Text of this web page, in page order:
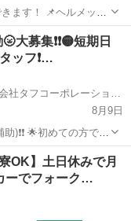
ます！ 📌ヘルメット
！ 📌だれにでもでき
！ 📌短期１日から！
募集❗❗🟡短期日
ッフ❗…
フリービート 池袋店（株式会社タフコーポレーション）
8月9日
)❗❗ 🌟初めての方でも
ぎたい方❗❗ 🌟日払い
内容 建築現場での軽作業 ...
ッフ
OK】土日休みで月
ーでフォーク…